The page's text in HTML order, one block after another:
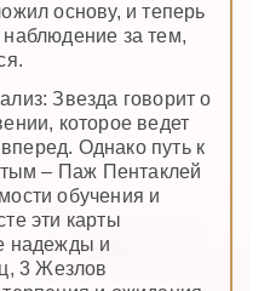
основу, и теперь
за тем,
Звезда говорит о
которое ведет
Однако путь к
– Паж Пентаклей
обучения и
эти карты
надежды и
3 Жезлов